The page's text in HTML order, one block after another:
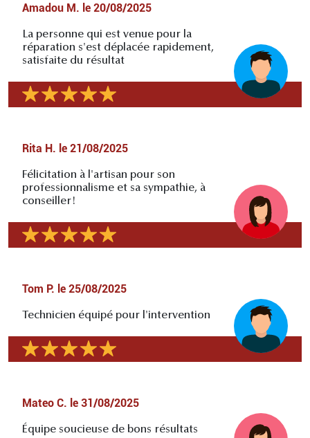
Amadou M. le 20/08/2025
La personne qui est venue pour la
réparation s'est déplacée rapidement,
satisfaite du résultat
Rita H. le 21/08/2025
Félicitation à l'artisan pour son
professionnalisme et sa sympathie, à
conseiller!
Tom P. le 25/08/2025
Technicien équipé pour l'intervention
Mateo C. le 31/08/2025
Équipe soucieuse de bons résultats